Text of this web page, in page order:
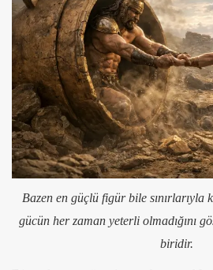
Bazen en güçlü figür bile sınırlarıyla
gücün her zaman yeterli olmadığını
biridir.